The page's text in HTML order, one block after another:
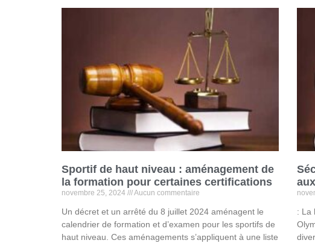
Sportif de haut niveau : aménagement de
la formation pour certaines certifications
novembre 25, 2024 Aucun commentaire
Un décret et un arrêté du 8 juillet 2024 aménagent le
calendrier de formation et d’examen pour les sportifs de
haut niveau. Ces aménagements s’appliquent à une liste
: La